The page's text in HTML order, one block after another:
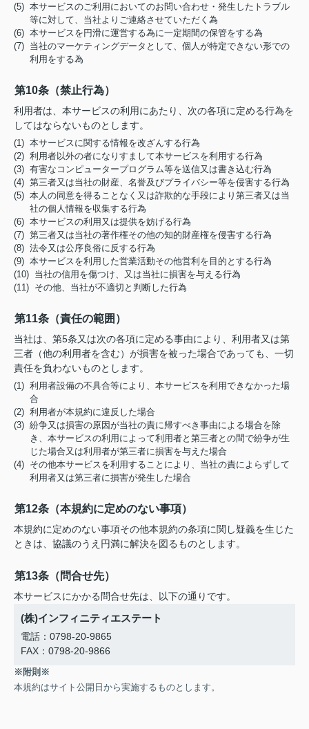
(5) 本サービスのご利用においてのお問い合わせ・発生したトラブル
等に対して、当社よりご連絡させていただく為
(6) 本サービスを円滑に運営する為に一定期間の保管をする為
(7) 当社のマーケティングデータとして、個人が特定できない形での
利用をする為
第10条（禁止行為）
利用者は、本サービスの利用にあたり、次の各項に定める行為を
してはならないものとします。
(1) 本サービスに関する情報を改ざんする行為
(2) 利用者以外の者になりすまして本サービスを利用する行為
(3) 有害なコンピュータープログラム等を送信又は書き込む行為
(4) 第三者又は当社の財産、名誉及びプライバシー等を侵害する行為
(5) 本人の同意を得ることなく又は詐欺的な手段により第三者又は当
社の個人情報を収集する行為
(6) 本サービスの利用又は提供を妨げる行為
(7) 第三者又は当社の著作権その他の知的財産権を侵害する行為
(8) 法令又は公序良俗に反する行為
(9) 本サービスを利用した営業活動その他営利を目的とする行為
(10) 当社の信用を傷つけ、又は当社に損害を与える行為
(11) その他、当社が不適切と判断した行為
第11条（責任の範囲）
当社は、第5条又は次の各項に定める事由により、利用者又は第
三者（他の利用者を含む）が損害を被った場合であっても、一切
責任を負わないものとします。
(1) 利用者設備の不具合等により、本サービスを利用できなかった場
合
(2) 利用者が本規約に違反した場合
(3) 紛争又は損害の原因が当社の責に帰すべき事由による場合を除
き、本サービスの利用によって利用者と第三者との間で紛争が生
じた場合又は利用者が第三者に損害を与えた場合
(4) その他本サービスを利用することにより、当社の責によらずして
利用者又は第三者に損害が発生した場合
第12条（本規約に定めのない事項）
本規約に定めのない事項その他本規約の条項に関し疑義を生じた
ときは、協議のうえ円満に解決を図るものとします。
第13条（問合せ先）
本サービスにかかる問合せ先は、以下の通りです。
(株)インフィニティエステート
電話：0798-20-9865
FAX：0798-20-9866
※附則※
本規約はサイト公開日から実施するものとします。